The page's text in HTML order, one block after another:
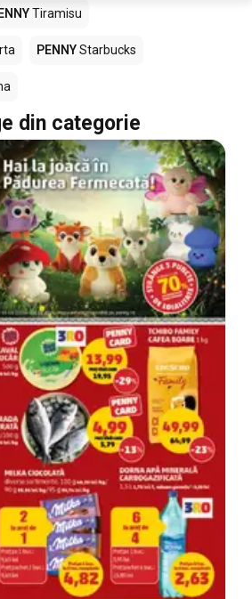
Tiramisu
PENNYStarbucks
din categorie